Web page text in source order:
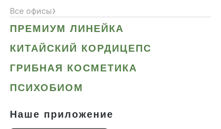
Все офисы›
ПРЕМИУМ ЛИНЕЙКА
КИТАЙСКИЙ КОРДИЦЕПС
ГРИБНАЯ КОСМЕТИКА
ПСИХОБИОМ
Наше приложение